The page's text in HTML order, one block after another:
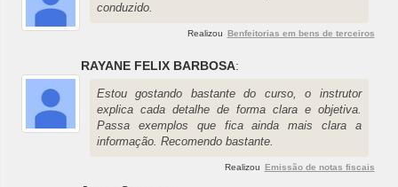
conduzido.
Realizou Benfeitorias em bens de terceiros
RAYANE FELIX BARBOSA:
Estou gostando bastante do curso, o instrutor
explica cada detalhe de forma clara e objetiva.
Passa exemplos que fica ainda mais clara a
informação. Recomendo bastante.
Realizou Emissão de notas fiscais